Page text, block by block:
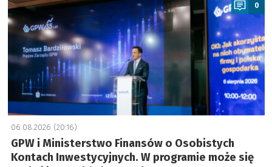
0
06.08.2026 (20:16)
GPW i Ministerstwo Finansów o Osobistych
Kontach Inwestycyjnych. W programie może się